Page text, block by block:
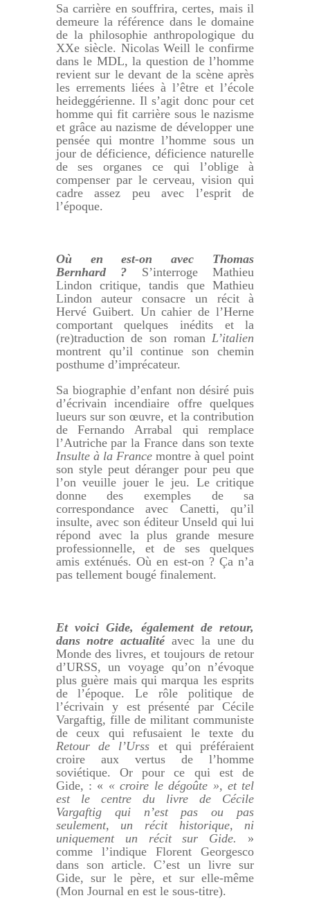
Sa carrière en souffrira, certes, mais il
demeure la référence dans le domaine
de la philosophie anthropologique du
XXe siècle. Nicolas Weill le confirme
dans le MDL, la question de l’homme
revient sur le devant de la scène après
les errements liées à l’être et l’école
heideggérienne. Il s’agit donc pour cet
homme qui fit carrière sous le nazisme
et grâce au nazisme de développer une
pensée qui montre l’homme sous un
jour de déficience, déficience naturelle
de ses organes ce qui l’oblige à
compenser par le cerveau, vision qui
cadre assez peu avec l’esprit de
l’époque.
Où en est-on avec Thomas
Bernhard ? S’interroge Mathieu
Lindon critique, tandis que Mathieu
Lindon auteur consacre un récit à
Hervé Guibert. Un cahier de l’Herne
comportant quelques inédits et la
(re)traduction de son romanL’italien
montrent qu’il continue son chemin
posthume d’imprécateur.
Sa biographie d’enfant non désiré puis
d’écrivain incendiaire offre quelques
lueurs sur son œuvre, et la contribution
de Fernando Arrabal qui remplace
l’Autriche par la France dans son texte
Insulte à la Francemontre à quel point
son style peut déranger pour peu que
l’on veuille jouer le jeu. Le critique
donne des exemples de sa
correspondance avec Canetti, qu’il
insulte, avec son éditeur Unseld qui lui
répond avec la plus grande mesure
professionnelle, et de ses quelques
amis exténués. Où en est-on ? Ça n’a
pas tellement bougé finalement.
Et voici Gide, également de retour,
dans notre actualitéavec la une du
Monde des livres, et toujours de retour
d’URSS, un voyage qu’on n’évoque
plus guère mais qui marqua les esprits
de l’époque. Le rôle politique de
l’écrivain y est présenté par Cécile
Vargaftig, fille de militant communiste
de ceux qui refusaient le texte du
Retour de l’Urss et qui préféraient
croire aux vertus de l’homme
soviétique. Or pour ce qui est de
Gide, : « « croire le dégoûte », et tel
est le centre du livre de Cécile
Vargaftig qui n’est pas ou pas
seulement, un récit historique, ni
uniquement un récit sur Gide.
»
comme l’indique Florent Georgesco
dans son article. C’est un livre sur
Gide, sur le père, et sur elle-même
(Mon Journal en est le sous-titre).